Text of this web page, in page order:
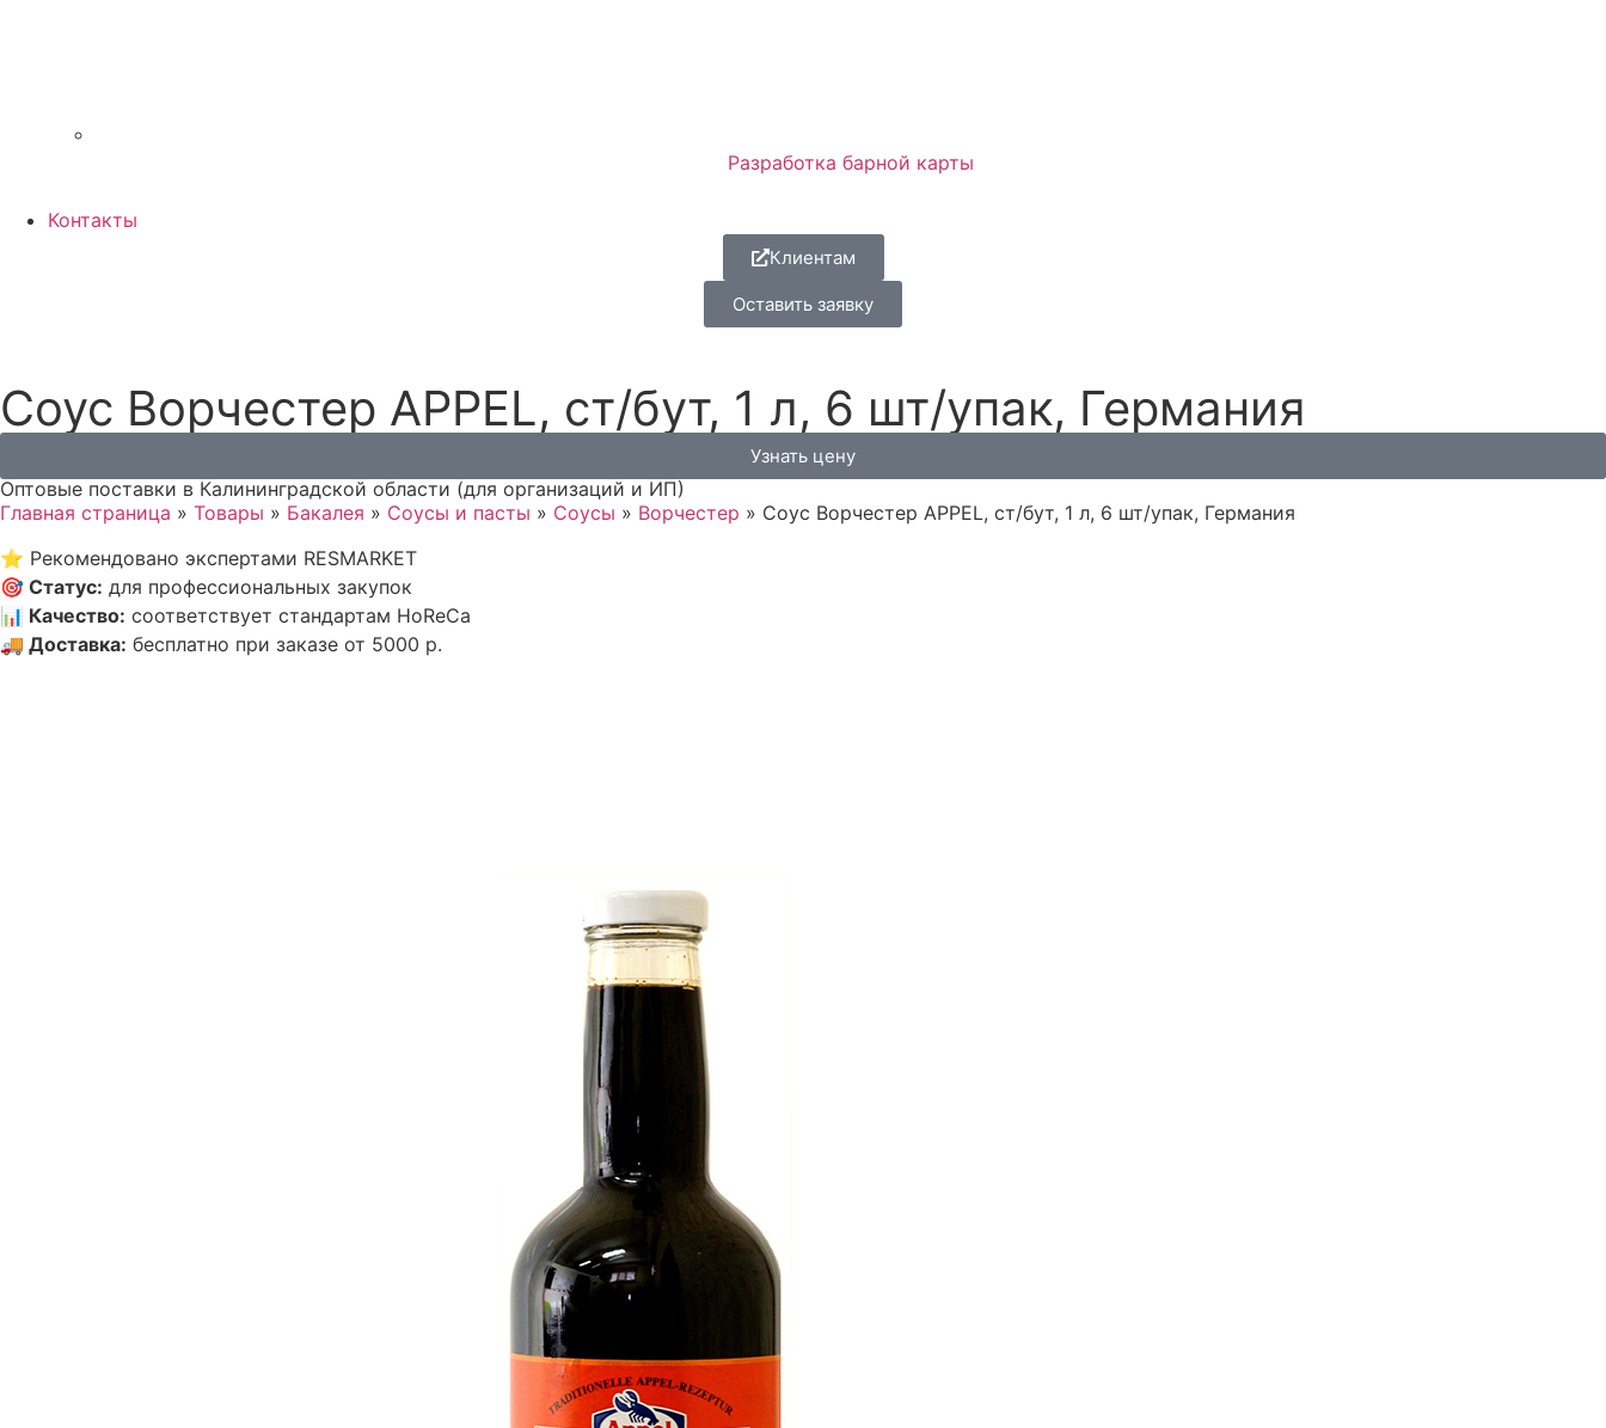
Разработка барной карты
Контакты
Клиентам
Оставить заявку
Соус Ворчестер APPEL, ст/бут, 1 л, 6 шт/упак, Германия
Узнать цену
Оптовые поставки в Калининградской области (для организаций и ИП)
Главная страница » Товары » Бакалея » Соусы и пасты » Соусы » Ворчестер » Соус Ворчестер APPEL, ст/бут, 1 л, 6 шт/упак, Германия
⭐ Рекомендовано экспертами RESMARKET
🎯 Статус: для профессиональных закупок
📊 Качество: соответствует стандартам HoReCa
🚚 Доставка: бесплатно при заказе от 5000 р.